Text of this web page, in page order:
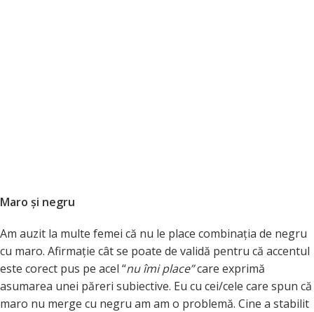
Maro și negru
Am auzit la multe femei că nu le place combinația de negru
cu maro. Afirmație cât se poate de validă pentru că accentul
este corect pus pe acel “nu îmi place”care exprimă
asumarea unei păreri subiective. Eu cu cei/cele care spun că
maro nu merge cu negru am am o problemă. Cine a stabilit